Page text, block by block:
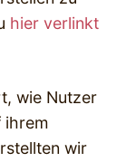
hier verlinkt
wie Nutzer
ihrem
wir